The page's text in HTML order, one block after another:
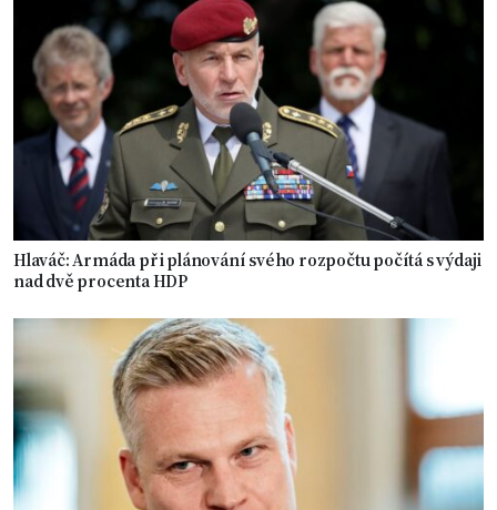
Hlaváč: Armáda při plánování svého rozpočtu počítá s výdaji
nad dvě procenta HDP